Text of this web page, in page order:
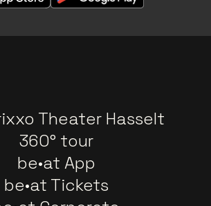
Theater Hasselt
360° tour
be•at App
be•at Tickets